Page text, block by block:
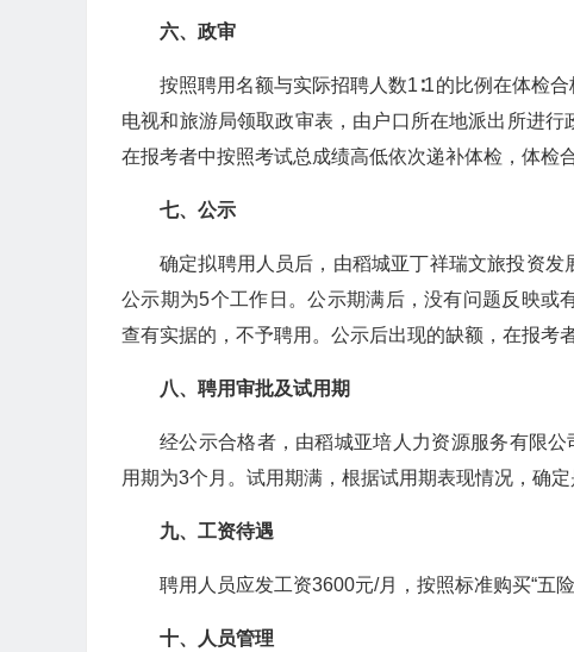
六、 政审
按照聘用名额与实际招聘人数1∶1的比例在体检
电视和旅游局领取政审表，由户口所在地派出所进
在报考者中按照考试总成绩高低依次递补体检，体检
七、 公示
确定拟聘用人员后，由稻城亚丁祥瑞文旅投资
公示期为5个工作日。公示期满后，没有问题反映或
查有实据的，不予聘用。公示后出现的缺额，在报考
八、 聘用审批及试用期
经公示合格者，由稻城亚培人力资源服务有限
用期为3个月。试用期满，根据试用期表现情况，确
九、 工资待遇
聘用人员应发工资3600元/月，按照标准购买“五
十、 人员管理